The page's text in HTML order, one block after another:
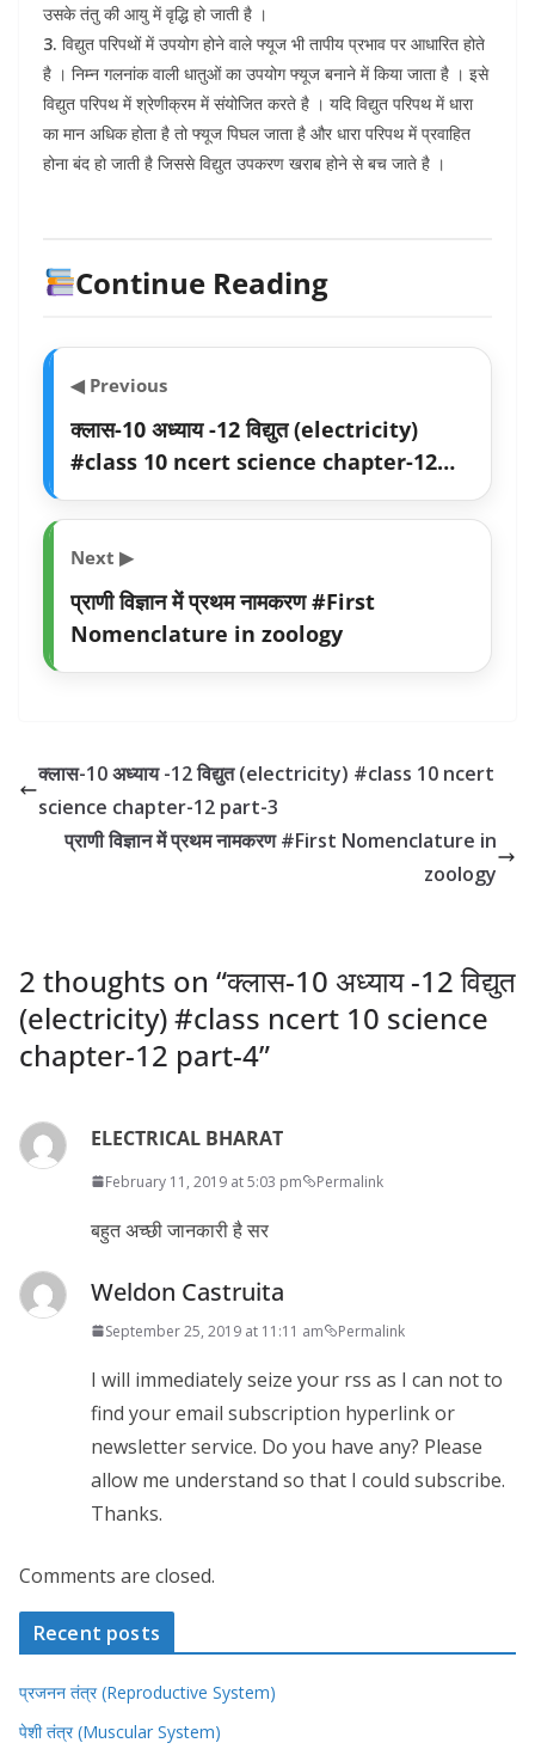
उसके तंतु की आयु में वृद्धि हो जाती है ।
3. विद्युत परिपथों में उपयोग होने वाले फ्यूज भी तापीय प्रभाव पर आधारित होते
है । निम्न गलनांक वाली धातुओं का उपयोग फ्यूज बनाने में किया जाता है । इसे
विद्युत परिपथ में श्रेणीक्रम में संयोजित करते है । यदि विद्युत परिपथ में धारा
का मान अधिक होता है तो फ्यूज पिघल जाता है और धारा परिपथ में प्रवाहित
होना बंद हो जाती है जिससे विद्युत उपकरण खराब होने से बच जाते है ।
Continue Reading
◀ Previous
क्लास-10 अध्याय -12 विद्युत (electricity)
#class 10 ncert science chapter-12
part-3
Next ▶
प्राणी विज्ञान में प्रथम नामकरण #First
Nomenclature in zoology
क्लास-10 अध्याय -12 विद्युत (electricity) #class 10 ncert
science chapter-12 part-3
प्राणी विज्ञान में प्रथम नामकरण #First Nomenclature in
zoology
2 thoughts on “क्लास-10 अध्याय -12 विद्युत
(electricity) #class ncert 10 science
chapter-12 part-4”
ELECTRICAL BHARAT
February 11, 2019 at 5:03 pm Permalink
बहुत अच्छी जानकारी है सर
Weldon Castruita
September 25, 2019 at 11:11 am Permalink
I will immediately seize your rss as I can not to
find your email subscription hyperlink or
newsletter service. Do you have any? Please
allow me understand so that I could subscribe.
Thanks.
Comments are closed.
Recent posts
प्रजनन तंत्र (Reproductive System)
पेशी तंत्र (Muscular System)